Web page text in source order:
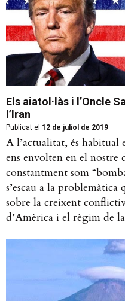
Els aiatol·làs i l’Oncle
l’Iran
Publicat el 12 de juliol de 2019
A l’actualitat, és habitual
ens envolten en el nostre
constantment som
s’escau a la
sobre la creixent
d’Amèrica i el règim de